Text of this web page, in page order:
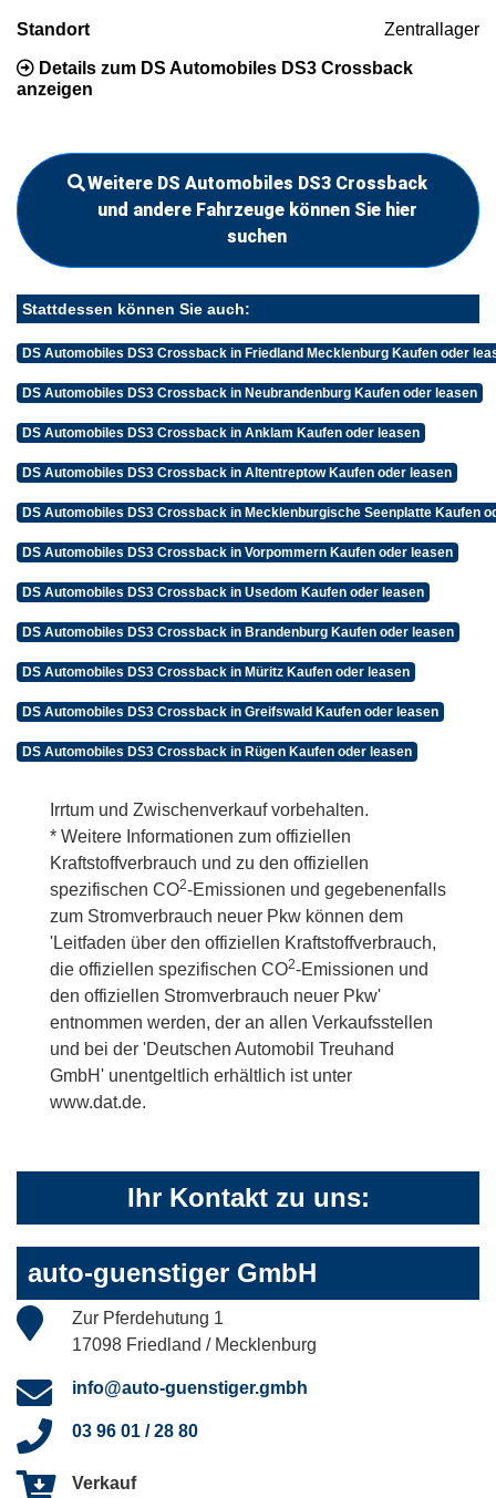
Standort Zentrallager
Details zum DS Automobiles DS3 Crossback
anzeigen
Weitere DS Automobiles DS3 Crossback
und andere Fahrzeuge können Sie hier
suchen
Stattdessen können Sie auch:
DS Automobiles DS3 Crossback in Friedland Mecklenburg Kaufen oder
DS Automobiles DS3 Crossback in Neubrandenburg Kaufen oder leasen
DS Automobiles DS3 Crossback in Anklam Kaufen oder leasen
DS Automobiles DS3 Crossback in Altentreptow Kaufen oder leasen
DS Automobiles DS3 Crossback in Mecklenburgische Seenplatte Kaufen
DS Automobiles DS3 Crossback in Vorpommern Kaufen oder leasen
DS Automobiles DS3 Crossback in Usedom Kaufen oder leasen
DS Automobiles DS3 Crossback in Brandenburg Kaufen oder leasen
DS Automobiles DS3 Crossback in Müritz Kaufen oder leasen
DS Automobiles DS3 Crossback in Greifswald Kaufen oder leasen
DS Automobiles DS3 Crossback in Rügen Kaufen oder leasen
Irrtum und Zwischenverkauf vorbehalten.
* Weitere Informationen zum offiziellen
Kraftstoffverbrauch und zu den offiziellen
spezifischen CO2-Emissionen und gegebenenfalls
zum Stromverbrauch neuer Pkw können dem
'Leitfaden über den offiziellen Kraftstoffverbrauch,
die offiziellen spezifischen CO2-Emissionen und
den offiziellen Stromverbrauch neuer Pkw'
entnommen werden, der an allen Verkaufsstellen
und bei der 'Deutschen Automobil Treuhand
GmbH' unentgeltlich erhältlich ist unter
www.dat.de.
Ihr Kontakt zu uns:
auto-guenstiger GmbH
Zur Pferdehutung 1
17098 Friedland / Mecklenburg
info@auto-guenstiger.gmbh
03 96 01 / 28 80
Verkauf